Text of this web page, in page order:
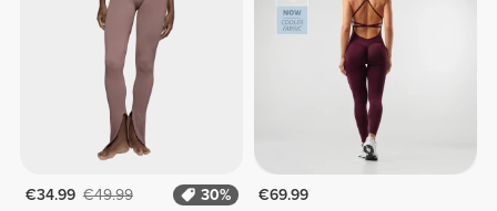
€34.99 €49.99 30% €69.99